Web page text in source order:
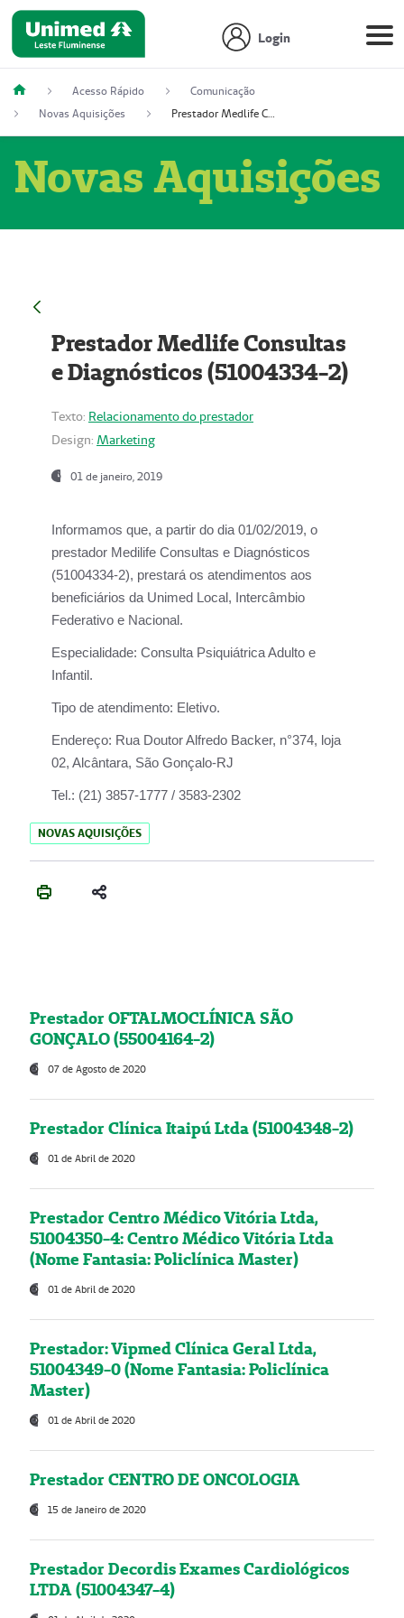
Login
Acesso Rápido
Comunicação
Novas Aquisições
Prestador Medlife Consultas e Diagnósticos (51004334-2)
Novas Aquisições
Prestador Medlife Consultas
e Diagnósticos (51004334-2)
Texto: Relacionamento do prestador
Design: Marketing
01 de janeiro, 2019
Informamos que, a partir do dia 01/02/2019, o
prestador Medilife Consultas e Diagnósticos
(51004334-2), prestará os atendimentos aos
beneficiários da Unimed Local, Intercâmbio
Federativo e Nacional.
Especialidade: Consulta Psiquiátrica Adulto e
Infantil.
Tipo de atendimento: Eletivo.
Endereço: Rua Doutor Alfredo Backer, n°374, loja
02, Alcântara, São Gonçalo-RJ
Tel.: (21) 3857-1777 / 3583-2302
NOVAS AQUISIÇÕES
Prestador OFTALMOCLÍNICA SÃO
GONÇALO (55004164-2)
07 de Agosto de 2020
Prestador Clínica Itaipú Ltda (51004348-2)
01 de Abril de 2020
Prestador Centro Médico Vitória Ltda,
51004350-4: Centro Médico Vitória Ltda
(Nome Fantasia: Policlínica Master)
01 de Abril de 2020
Prestador: Vipmed Clínica Geral Ltda,
51004349-0 (Nome Fantasia: Policlínica
Master)
01 de Abril de 2020
Prestador CENTRO DE ONCOLOGIA
15 de Janeiro de 2020
Prestador Decordis Exames Cardiológicos
LTDA (51004347-4)